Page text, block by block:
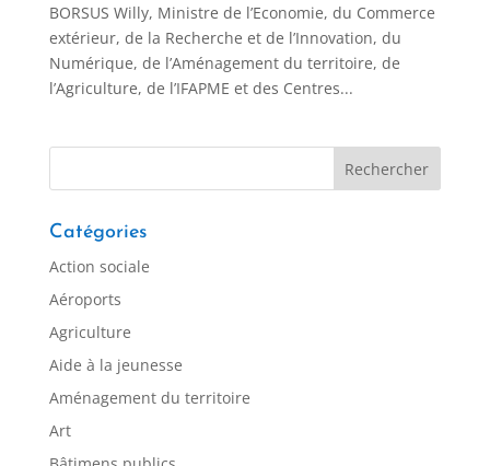
BORSUS Willy, Ministre de l’Economie, du Commerce
extérieur, de la Recherche et de l’Innovation, du
Numérique, de l’Aménagement du territoire, de
l’Agriculture, de l’IFAPME et des Centres...
Catégories
Action sociale
Aéroports
Agriculture
Aide à la jeunesse
Aménagement du territoire
Art